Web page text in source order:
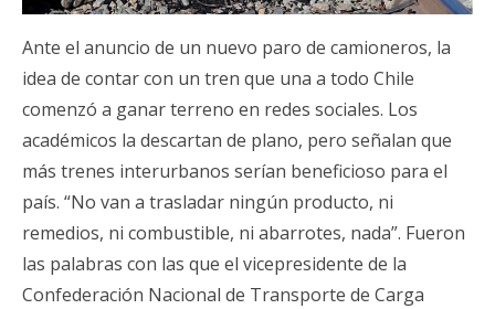
Ante el anuncio de un nuevo paro de camioneros, la
idea de contar con un tren que una a todo Chile
comenzó a ganar terreno en redes sociales. Los
académicos la descartan de plano, pero señalan que
más trenes interurbanos serían beneficioso para el
país. “No van a trasladar ningún producto, ni
remedios, ni combustible, ni abarrotes, nada”. Fueron
las palabras con las que el vicepresidente de la
Confederación Nacional de Transporte de Carga